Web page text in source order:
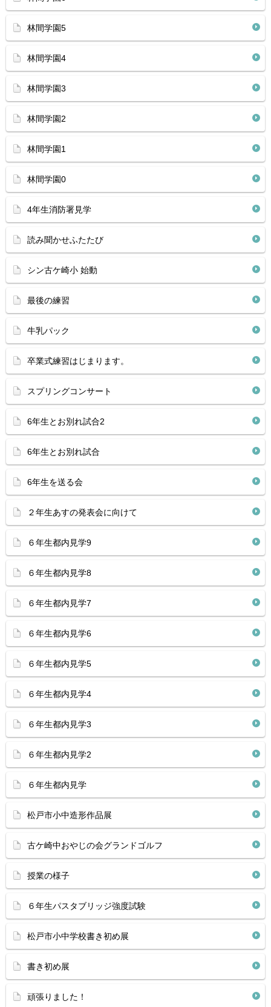
林間学園5
林間学園4
林間学園3
林間学園2
林間学園1
林間学園0
4年生消防署見学
読み聞かせふたたび
シン古ケ崎小 始動
最後の練習
牛乳パック
卒業式練習はじまります。
スプリングコンサート
6年生とお別れ試合2
6年生とお別れ試合
6年生を送る会
２年生あすの発表会に向けて
６年生都内見学9
６年生都内見学8
６年生都内見学7
６年生都内見学6
６年生都内見学5
６年生都内見学4
６年生都内見学3
６年生都内見学2
６年生都内見学
松戸市小中造形作品展
古ケ崎中おやじの会グランドゴルフ
授業の様子
６年生パスタブリッジ強度試験
松戸市小中学校書き初め展
書き初め展
頑張りました！